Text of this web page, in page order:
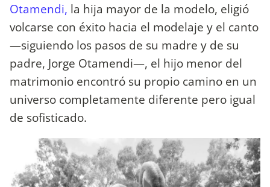
Otamendi, la hija mayor de la modelo, eligió
volcarse con éxito hacia el modelaje y el canto
—siguiendo los pasos de su madre y de su
padre, Jorge Otamendi—, el hijo menor del
matrimonio encontró su propio camino en un
universo completamente diferente pero igual
de sofisticado.